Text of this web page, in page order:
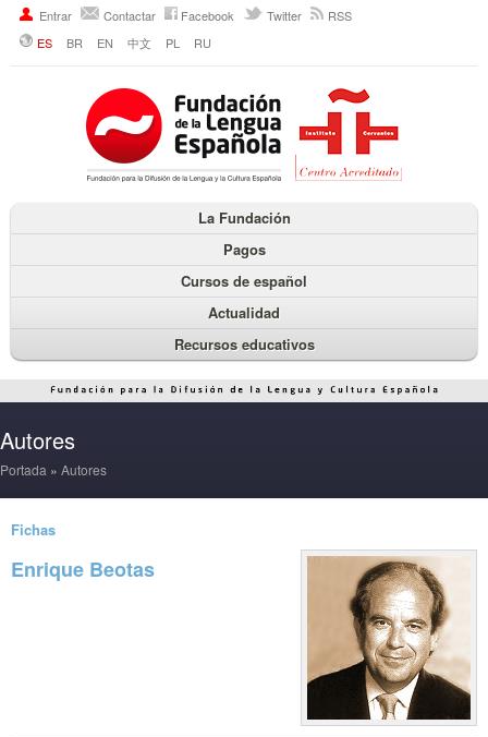
Entrar Contactar Facebook Twitter
RSS
ES
BR EN 中文 PL RU
La Fundación
Pagos
Cursos de español
Actualidad
Recursos educativos
Autores
Portada » Autores
Fichas
Enrique Beotas